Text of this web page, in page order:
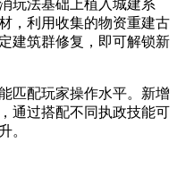
玩法基础上植入城建系
，利用收集的物资重建古
建筑群修复，即可解锁新
匹配玩家操作水平。新增
通过搭配不同执政技能可
。